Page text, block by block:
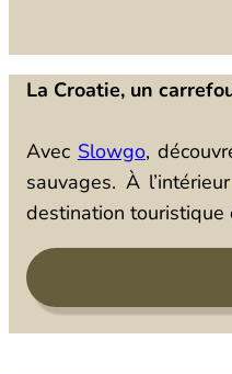
La Croatie, un
Avec Slowgo,
sauvages. À
destination touristique